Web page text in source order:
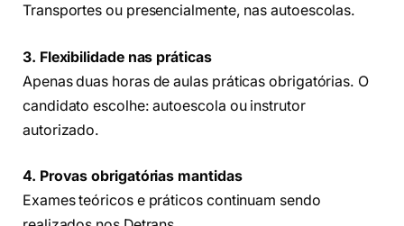
Transportes ou presencialmente, nas autoescolas.
3. Flexibilidade nas práticas
Apenas duas horas de aulas práticas obrigatórias. O
candidato escolhe: autoescola ou instrutor
autorizado.
4. Provas obrigatórias mantidas
Exames teóricos e práticos continuam sendo